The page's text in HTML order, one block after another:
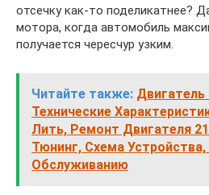
отсечку как-то поделикатнее?
мотора, когда автомобиль
получается чересчур узким.
Читайте также: Двигатель
Технические
Лить, Ремонт Двигателя
Тюнинг, Схема
Обслуживанию